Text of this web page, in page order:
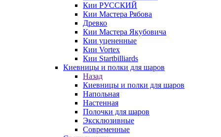
Кии РУССКИЙ
Кии Мастера Рябова
Древко
Кии Мастера Якубовича
Кии уцененные
Кии Vortex
Кии Startbilliards
Киевницы и полки для шаров
Назад
Киевницы и полки для шаров
Напольная
Настенная
Полочки для шаров
Эксклюзивные
Современные